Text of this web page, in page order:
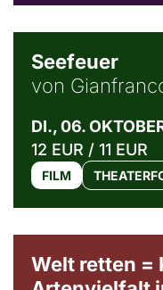
Seefeuer
von
DI., 06.
12 EUR / 11 EUR
FILM
Welt retten =